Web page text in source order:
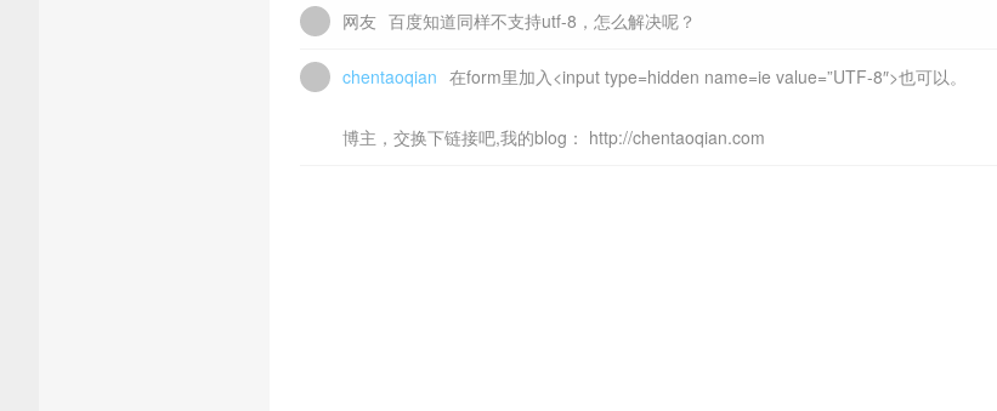
网友 百度知道同样不支持utf-8，怎么解决呢？
chentaoqian 在form里加入<input type=hidden name=ie value=”UTF-8″>也可以。
博主，交换下链接吧,我的blog： http://chentaoqian.com